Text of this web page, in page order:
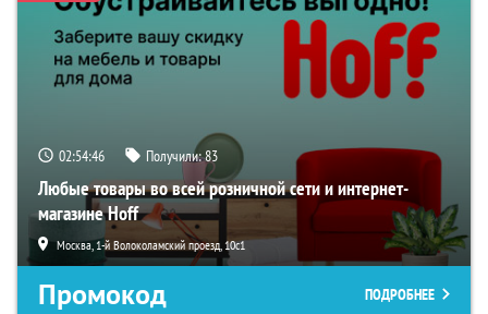
02:54:45 Получили:83
Любые товары во всей розничной сети и интернет-
магазине Hoff
Москва, 1-й Волоколамский проезд, 10с1
Промокод ПОДРОБНЕЕ